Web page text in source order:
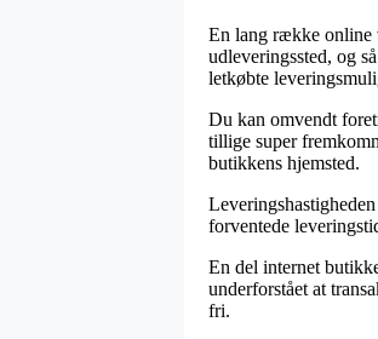
En lang række online
udleveringssted, og
letkøbte
Du kan omvendt
tillige super
butikkens hjemsted.
forventede
En del internet
underforstået at
fri.